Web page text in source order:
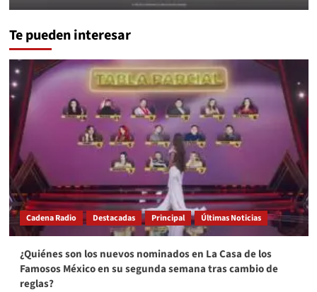
Te pueden interesar
Cadena Radio Destacadas Principal Últimas Noticias
¿Quiénes son los nuevos nominados en La Casa de los
Famosos México en su segunda semana tras cambio de
reglas?